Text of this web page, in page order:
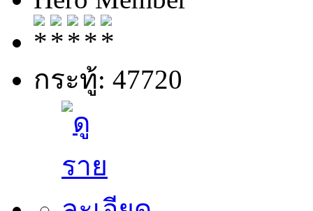
กระทู้: 47720